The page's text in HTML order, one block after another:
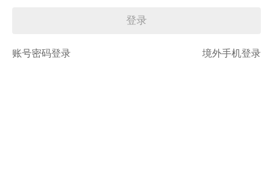
登录
账号密码登录 境外手机登录